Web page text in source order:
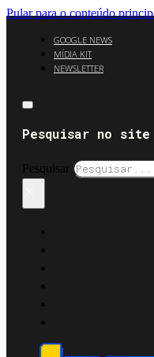
Pular para o conteúdo
GOOGLE NEWS
MÍDIA KIT
NEWSLETTER
Pesquisar no site
Pesquisar